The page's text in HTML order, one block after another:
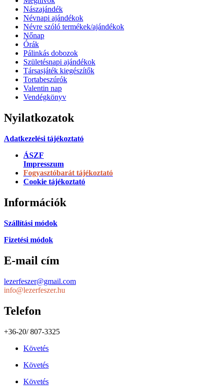
Nászajándék
Névnapi ajándékok
Névre szóló termékek/ajándékok
Nőnap
Órák
Pálinkás dobozok
Születésnapi ajándékok
Társasjáték kiegészítők
Tortabeszúrók
Valentin nap
Vendégkönyv
Nyilatkozatok
Adatkezelési tájékoztató
ÁSZF
Impresszum
Fogyasztóbarát tájékoztató
Cookie tájékoztató
Információk
Szállítási módok
Fizetési módok
E-mail cím
lezerfeszer@gmail.com
info@lezerfeszer.hu
Telefon
+36-20/ 807-3325
Követés
Követés
Követés